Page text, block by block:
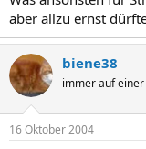
aber allzu ernst
biene38
immer auf
16 Oktober 2004